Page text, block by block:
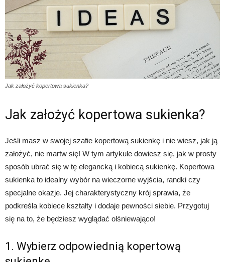
Jak założyć kopertowa sukienka?
Jak założyć kopertowa sukienka?
Jeśli masz w swojej szafie kopertową sukienkę i nie wiesz, jak ją
założyć, nie martw się! W tym artykule dowiesz się, jak w prosty
sposób ubrać się w tę elegancką i kobiecą sukienkę. Kopertowa
sukienka to idealny wybór na wieczorne wyjścia, randki czy
specjalne okazje. Jej charakterystyczny krój sprawia, że
podkreśla kobiece kształty i dodaje pewności siebie. Przygotuj
się na to, że będziesz wyglądać olśniewająco!
1. Wybierz odpowiednią kopertową